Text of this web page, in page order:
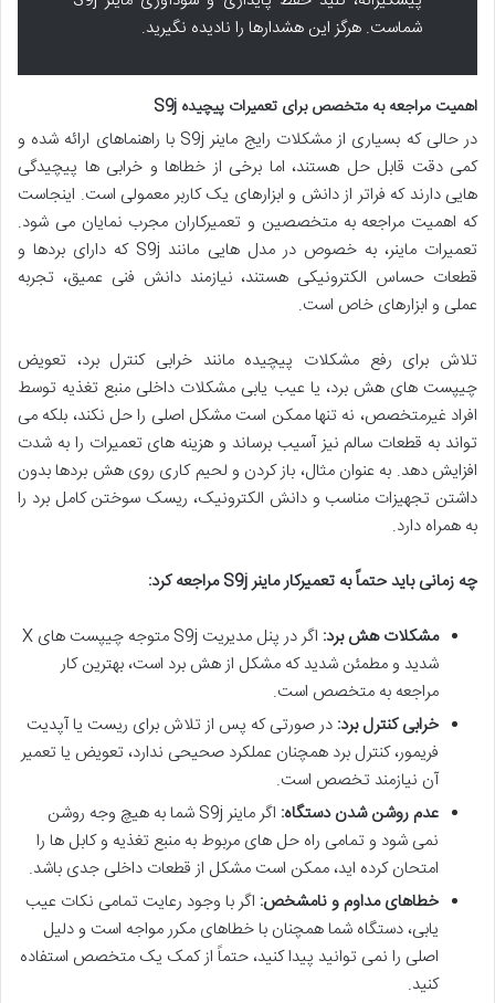
شماست. هرگز این هشدارها را نادیده نگیرید.
اهمیت مراجعه به متخصص برای تعمیرات پیچیده S9j
در حالی که بسیاری از مشکلات رایج ماینر S9j با راهنماهای ارائه شده و
کمی دقت قابل حل هستند، اما برخی از خطاها و خرابی ها پیچیدگی
هایی دارند که فراتر از دانش و ابزارهای یک کاربر معمولی است. اینجاست
که اهمیت مراجعه به متخصصین و تعمیرکاران مجرب نمایان می شود.
تعمیرات ماینر، به خصوص در مدل هایی مانند S9j که دارای بردها و
قطعات حساس الکترونیکی هستند، نیازمند دانش فنی عمیق، تجربه
عملی و ابزارهای خاص است.
تلاش برای رفع مشکلات پیچیده مانند خرابی کنترل برد، تعویض
چیپست های هش برد، یا عیب یابی مشکلات داخلی منبع تغذیه توسط
افراد غیرمتخصص، نه تنها ممکن است مشکل اصلی را حل نکند، بلکه می
تواند به قطعات سالم نیز آسیب برساند و هزینه های تعمیرات را به شدت
افزایش دهد. به عنوان مثال، باز کردن و لحیم کاری روی هش بردها بدون
داشتن تجهیزات مناسب و دانش الکترونیک، ریسک سوختن کامل برد را
به همراه دارد.
چه زمانی باید حتماً به تعمیرکار ماینر S9j مراجعه کرد:
مشکلات هش برد:
اگر در پنل مدیریت S9j متوجه چیپست های X
شدید و مطمئن شدید که مشکل از هش برد است، بهترین کار
مراجعه به متخصص است.
خرابی کنترل برد: در صورتی که پس از تلاش برای ریست یا آپدیت
فریمور، کنترل برد همچنان عملکرد صحیحی ندارد، تعویض یا تعمیر
آن نیازمند تخصص است.
عدم روشن شدن دستگاه:
اگر ماینر S9j شما به هیچ وجه روشن
نمی شود و تمامی راه حل های مربوط به منبع تغذیه و کابل ها را
امتحان کرده اید، ممکن است مشکل از قطعات داخلی جدی باشد.
خطاهای مداوم و نامشخص: اگر با وجود رعایت تمامی نکات عیب
یابی، دستگاه شما همچنان با خطاهای مکرر مواجه است و دلیل
اصلی را نمی توانید پیدا کنید، حتماً از کمک یک متخصص استفاده
کنید.